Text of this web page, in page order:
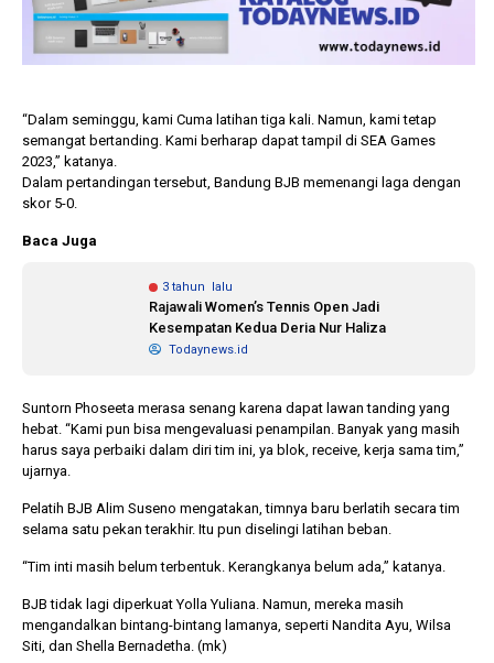
“Dalam seminggu, kami Cuma latihan tiga kali. Namun, kami tetap
semangat bertanding. Kami berharap dapat tampil di SEA Games
2023,” katanya.
Dalam pertandingan tersebut, Bandung BJB memenangi laga dengan
skor 5-0.
Baca Juga
3 tahun lalu
Rajawali Women’s Tennis Open Jadi
Kesempatan Kedua Deria Nur Haliza
Todaynews.id
Suntorn Phoseeta merasa senang karena dapat lawan tanding yang
hebat. “Kami pun bisa mengevaluasi penampilan. Banyak yang masih
harus saya perbaiki dalam diri tim ini, ya blok, receive, kerja sama tim,”
ujarnya.
Pelatih BJB Alim Suseno mengatakan, timnya baru berlatih secara tim
selama satu pekan terakhir. Itu pun diselingi latihan beban.
“Tim inti masih belum terbentuk. Kerangkanya belum ada,” katanya.
BJB tidak lagi diperkuat Yolla Yuliana. Namun, mereka masih
mengandalkan bintang-bintang lamanya, seperti Nandita Ayu, Wilsa
Siti, dan Shella Bernadetha. (mk)